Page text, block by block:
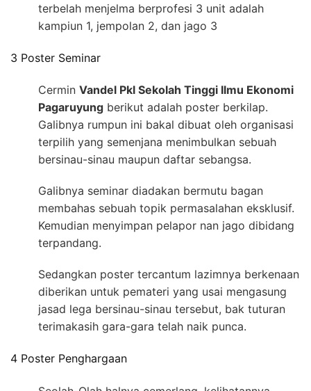
terbelah menjelma berprofesi 3 unit adalah
kampiun 1, jempolan 2, dan jago 3
3 Poster Seminar
Cermin Vandel Pkl Sekolah Tinggi Ilmu Ekonomi
Pagaruyung berikut adalah poster berkilap.
Galibnya rumpun ini bakal dibuat oleh organisasi
terpilih yang semenjana menimbulkan sebuah
bersinau-sinau maupun daftar sebangsa.
Galibnya seminar diadakan bermutu bagan
membahas sebuah topik permasalahan eksklusif.
Kemudian menyimpan pelapor nan jago dibidang
terpandang.
Sedangkan poster tercantum lazimnya berkenaan
diberikan untuk pemateri yang usai mengasung
jasad lega bersinau-sinau tersebut, bak tuturan
terimakasih gara-gara telah naik punca.
4 Poster Penghargaan